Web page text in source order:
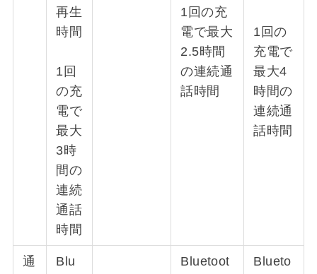
再生
時間
1回
の充
電で
最大
3時
間の
連続
通話
時間
1回の充
電で最大
2.5時間
の連続通
話時間
1回の
充電で
最大4
時間の
連続通
話時間
通
Blu
Bluetoot
Blueto